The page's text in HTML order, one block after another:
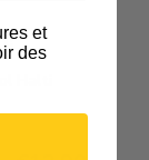
et
des